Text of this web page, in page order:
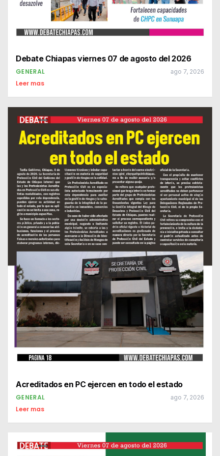
Debate Chiapas viernes 07 de agosto del 2026
GENERAL ago 7, 2026
Leer mas
Acreditados en PC ejercen en todo el estado
GENERAL ago 7, 2026
Leer mas